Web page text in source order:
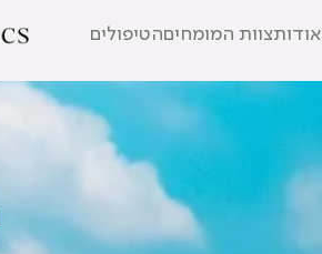
אודותצוות המומחיםהטיפולים